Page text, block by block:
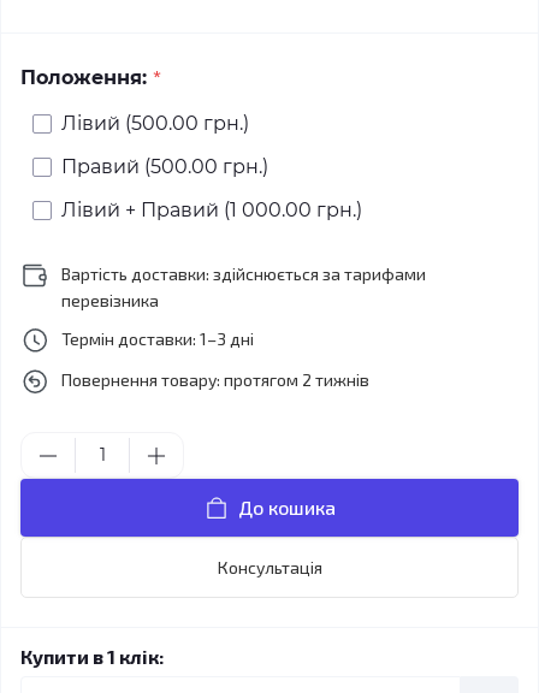
Положення: *
Лівий (500.00 грн.)
Правий (500.00 грн.)
Лівий + Правий (1 000.00 грн.)
Вартість доставки: здійснюється за тарифами
перевізника
Термін доставки: 1–3 дні
Повернення товару: протягом 2 тижнів
До кошика
Консультація
Купити в 1 клік: